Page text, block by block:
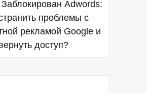
Заблокирован Adwords:
проблемы с
рекламой Google и
доступ?